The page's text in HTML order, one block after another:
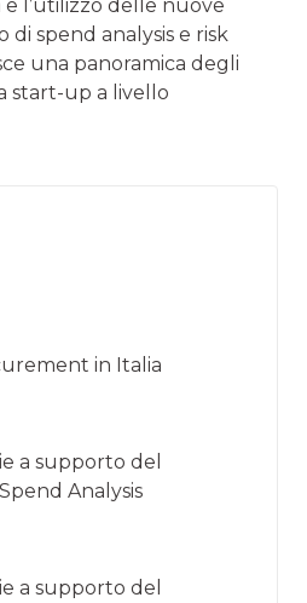
l’utilizzo delle nuove
spend analysis e risk
una panoramica degli
start-up a livello
in Italia
a supporto del
Analysis
a supporto del